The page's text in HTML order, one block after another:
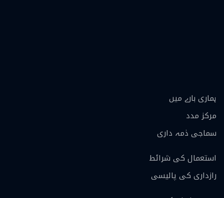
ہماری بارے ميں
مرکز مدد
سماجی ذمہ داری
استعمال کی شرائط
رازداری کی پالیسی